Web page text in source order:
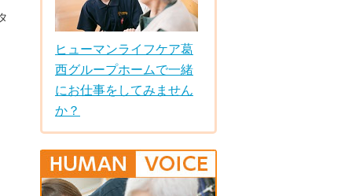
ヒューマンライフケア葛
西グループホームで一緒
にお仕事をしてみません
か？